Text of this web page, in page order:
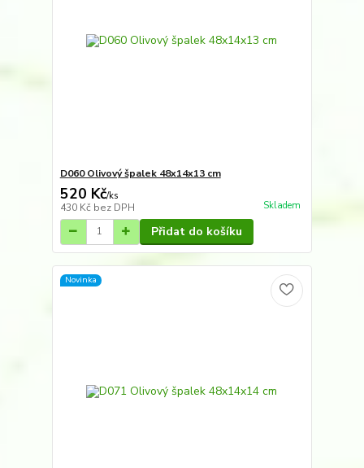
D060 Olivový špalek 48x14x13 cm
520 Kč/ks
430 Kč bez DPH Skladem
Přidat do košíku
Novinka